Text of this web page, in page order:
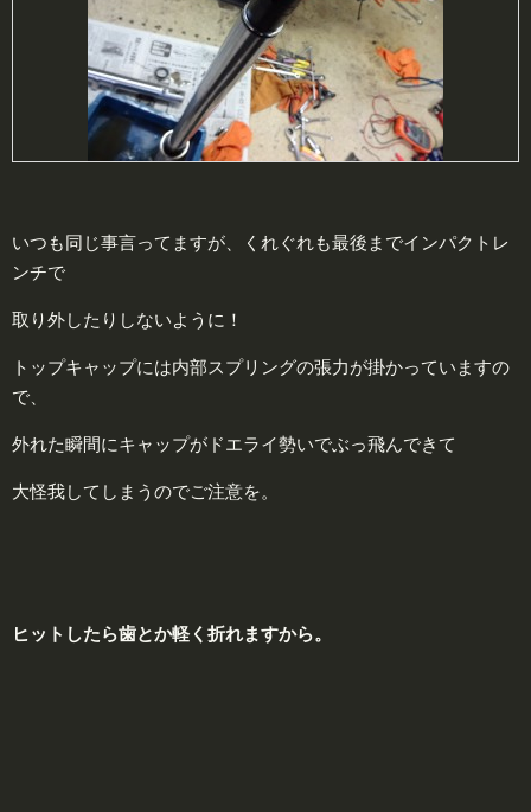
いつも同じ事言ってますが、くれぐれも最後までインパクトレ
ンチで
取り外したりしないように！
トップキャップには内部スプリングの張力が掛かっていますの
で、
外れた瞬間にキャップがドエライ勢いでぶっ飛んできて
大怪我してしまうのでご注意を。
ヒットしたら歯とか軽く折れますから。